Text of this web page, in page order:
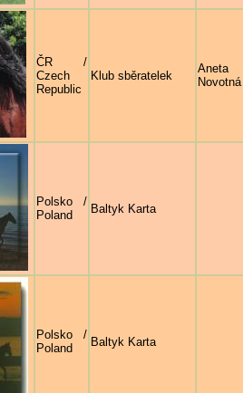
ČR /
Czech
Republic
Klub sběratelek
Aneta
Novotná
Polsko /
Poland
Baltyk Karta
Polsko /
Poland
Baltyk Karta